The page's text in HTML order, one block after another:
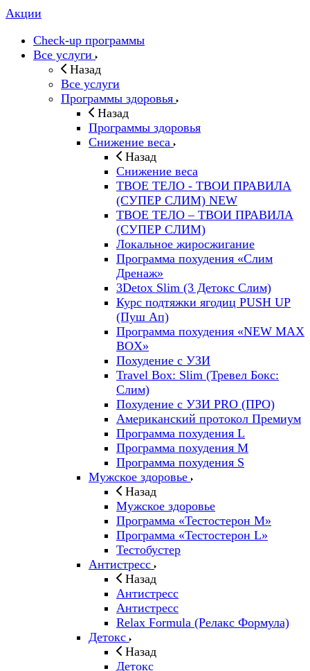
Акции
Check-up программы
Все услуги
Назад
Все услуги
Программы здоровья
Назад
Программы здоровья
Снижение веса
Назад
Снижение веса
ТВОЕ ТЕЛО - ТВОИ ПРАВИЛА
(СУПЕР СЛИМ) NEW
ТВОЕ ТЕЛО – ТВОИ ПРАВИЛА
(СУПЕР СЛИМ)
Локальное жиросжигание
Программа похудения «Слим
Дренаж»
3Detox Slim (3 Детокс Слим)
Курс подтяжки ягодиц PUSH UP
(Пуш Ап)
Программа похудения «NEW MAX
BOX»
Похудение с УЗИ
Travel Box: Slim (Тревел Бокс:
Слим)
Похудение с УЗИ PRO (ПРО)
Американский протокол Премиум
Программа похудения L
Программа похудения M
Программа похудения S
Мужское здоровье
Назад
Мужское здоровье
Программа «Тестостерон M»
Программа «Тестостерон L»
Тестобустер
Антистресс
Назад
Антистресс
Антистресс
Relax Formula (Релакс Формула)
Детокс
Назад
Детокс